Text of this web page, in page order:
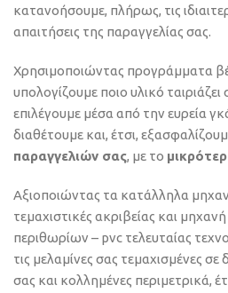
κατανοήσουμε, πλήρως, τις
απαιτήσεις της παραγγελίας σας.
Χρησιμοποιώντας προγράμματα
υπολογίζουμε ποιο υλικό ταιριάζει
επιλέγουμε μέσα από την ευρεία
διαθέτουμε και, έτσι,
παραγγελιών σας, με το
Αξιοποιώντας τα κατάλληλα
τεμαχιστικές ακριβείας και
περιθωρίων – pvc τελευταίας
τις μελαμίνες σας τεμαχισμένες σε
σας και κολλημένες περιμετρικά,